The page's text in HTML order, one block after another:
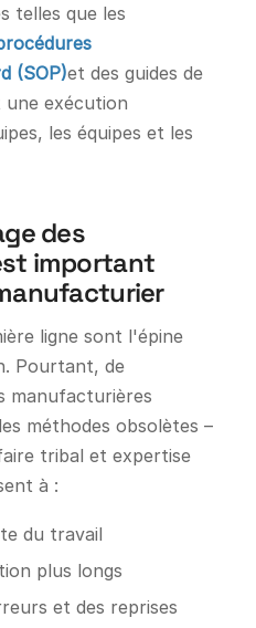
telles que les
(SOP)et des guides de
exécution
les équipes et les
des
important
ligne sont l'épine
Pourtant, de
manufacturières
méthodes obsolètes –
tribal et expertise
à :
du travail
plus longs
et des reprises